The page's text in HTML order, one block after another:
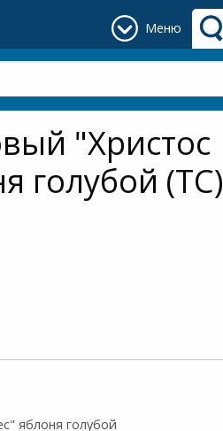
Меню
"Христос
голубой (ТС)
яблоня голубой